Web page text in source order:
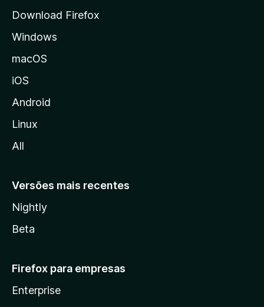
d
a
z
i
a
Download Firefox
Windows
macOS
iOS
Android
Linux
All
Versões mais recentes
Nightly
Beta
Firefox para empresas
Enterprise